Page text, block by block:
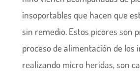
insoportables que hacen que
sin remedio. Estos picores son
proceso de alimentación de los
realizando micro heridas, son